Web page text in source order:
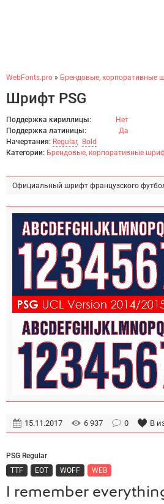
WebFonts.pro » Брендовые, корпоративные
Шрифт PSG
Поддержка кириллицы:
Нет
Поддержка латиницы:
Да
Начертания: Regular, Bold
Категории: Брендовые, корпоративные
Официальный шрифт французского
15.11.2017 6 937 0 В
PSG Regular
TTF
EOT WOFF WEB